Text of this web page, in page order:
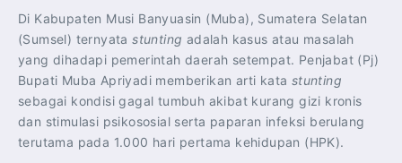
Di Kabupaten Musi Banyuasin (Muba), Sumatera Selatan
(Sumsel) ternyatastunting adalah kasus atau masalah
yang dihadapi pemerintah daerah setempat. Penjabat (Pj)
Bupati Muba Apriyadi memberikan arti kata stunting
sebagai kondisi gagal tumbuh akibat kurang gizi kronis
dan stimulasi psikososial serta paparan infeksi berulang
terutama pada 1.000 hari pertama kehidupan (HPK).